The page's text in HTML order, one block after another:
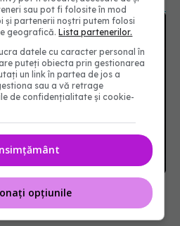
sunt roșii.
creierului
sau pot fi folosite în mod
și partenerii noștri putem folosi
geografică.Lista partenerilor.
datele cu caracter personal în
puteți obiecta prin gestionarea
un link în partea de jos a
sau a vă retrage
de confidențialitate și cookie-
opțiunile